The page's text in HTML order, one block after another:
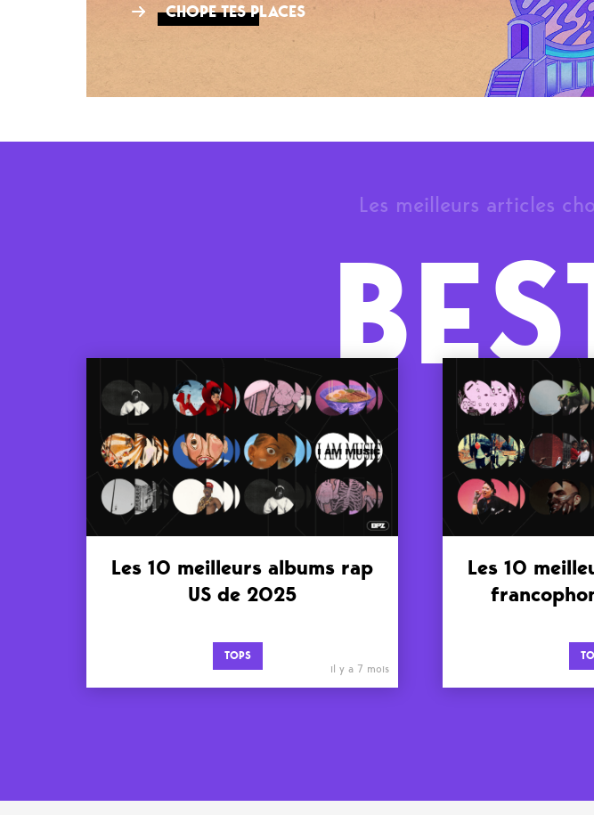
CHOPE TES PLACES
Les meilleurs articles
Les 10 meilleurs albums rap
US de 2025
TOPS
il y a 7 mois
Les 10